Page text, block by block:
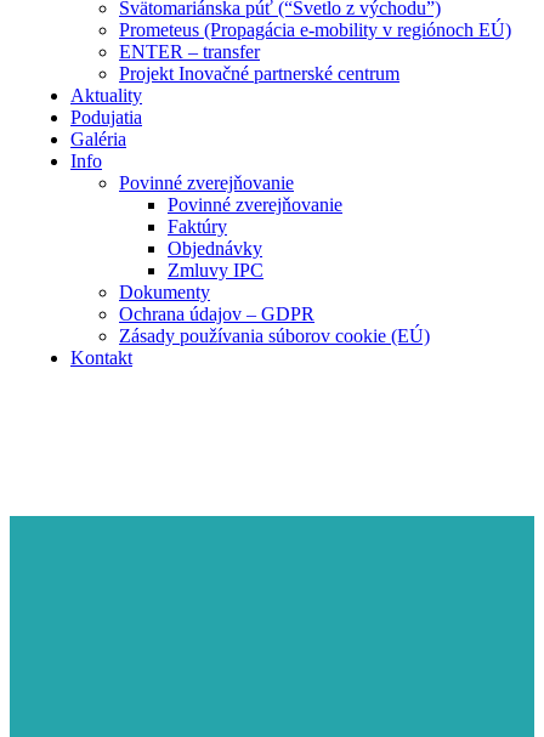
Svätomariánska púť (“Svetlo z východu”)
Prometeus (Propagácia e-mobility v regiónoch EÚ)
ENTER – transfer
Projekt Inovačné partnerské centrum
Aktuality
Podujatia
Galéria
Info
Povinné zverejňovanie
Povinné zverejňovanie
Faktúry
Objednávky
Zmluvy IPC
Dokumenty
Ochrana údajov – GDPR
Zásady používania súborov cookie (EÚ)
Kontakt